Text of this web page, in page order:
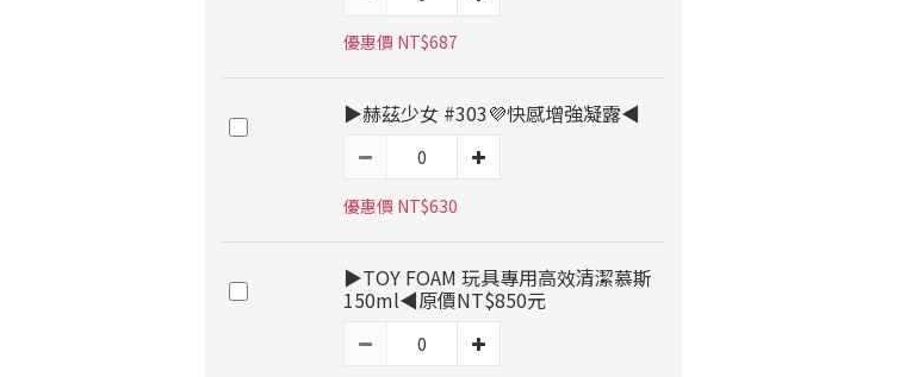
優惠價 NT$687
▶赫茲少女 #303💜快感增強凝露◀
優惠價 NT$630
▶TOY FOAM 玩具專用高效清潔慕斯
150ml◀原價NT$850元